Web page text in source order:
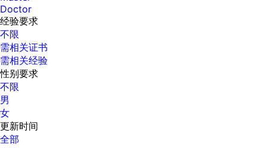
Doctor
经验要求
不限
需相关证书
需相关经验
性别要求
不限
男
女
更新时间
全部